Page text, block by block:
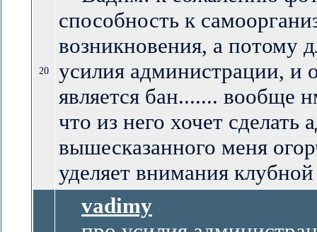
20
способность к
возникновения, а потому
усилия администрации, и
является бан....... вообще
что из него хочет сделать
вышесказанного меня
уделяет внимания
vadimy